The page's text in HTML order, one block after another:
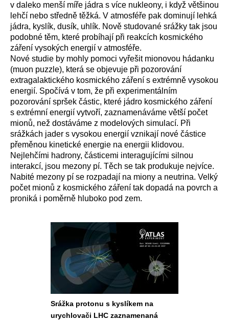
v daleko menší míře jádra s více nukleony, i když většinou
lehčí nebo středně těžká. V atmosféře pak dominují lehká
jádra, kyslík, dusík, uhlík. Nově studované srážky tak jsou
podobné těm, které probíhají při reakcích kosmického
záření vysokých energií v atmosféře.
Nové studie by mohly pomoci vyřešit mionovou hádanku
(muon puzzle), která se objevuje při pozorování
extragalaktického kosmického záření s extrémně vysokou
energií. Spočívá v tom, že při experimentálním
pozorování spršek částic, které jádro kosmického záření
s extrémní energií vytvoří, zaznamenáváme větší počet
mionů, než dostáváme z modelových simulací. Při
srážkách jader s vysokou energií vznikají nové částice
přeměnou kinetické energie na energii klidovou.
Nejlehčími hadrony, částicemi interagujícími silnou
interakcí, jsou mezony pí. Těch se tak produkuje nejvíce.
Nabité mezony pí se rozpadají na miony a neutrina. Velký
počet mionů z kosmického záření tak dopadá na povrch a
proniká i poměrně hluboko pod zem.
Srážka protonu s kyslíkem na
urychlovači LHC zaznamenaná